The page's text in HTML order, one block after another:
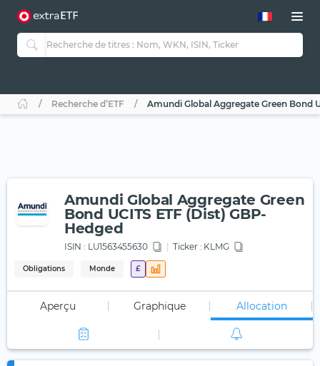
Recherche d’ETF Amundi Global Aggregate Green Bond
Amundi Global Aggregate Green
Bond UCITS ETF (Dist) GBP-
Hedged
ISIN : LU1563455630 Ticker : KLMG
Obligations Monde £
Aperçu Graphique Allocation